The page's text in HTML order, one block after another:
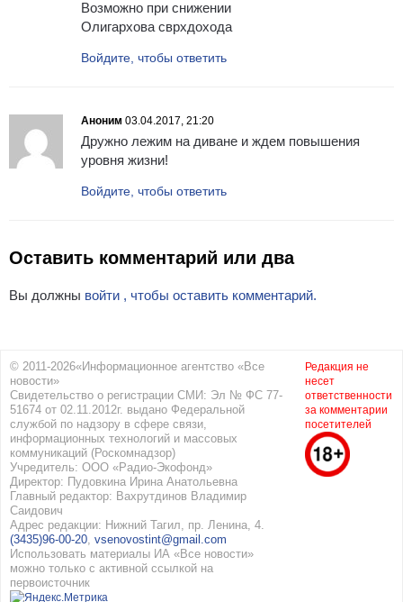
Возможно при снижении
Олигархова сврхдохода
Войдите, чтобы ответить
Аноним 03.04.2017, 21:20
Дружно лежим на диване и ждем повышения
уровня жизни!
Войдите, чтобы ответить
Оставить комментарий или два
Вы должны войти , чтобы оставить комментарий.
© 2011-2026«Информационное агентство «Все
новости»
Свидетельство о регистрации СМИ: Эл № ФС 77-
51674 от 02.11.2012г. выдано Федеральной
службой по надзору в сфере связи,
информационных технологий и массовых
коммуникаций (Роскомнадзор)
Учредитель: ООО «Радио-Экофонд»
Директор: Пудовкина Ирина Анатольевна
Главный редактор: Вахрутдинов Владимир
Саидович
Адрес редакции: Нижний Тагил, пр. Ленина, 4.
(3435)96-00-20, vsenovostint@gmail.com
Использовать материалы ИА «Все новости»
можно только с активной ссылкой на
первоисточник
Редакция не
несет
ответственности
за комментарии
посетителей